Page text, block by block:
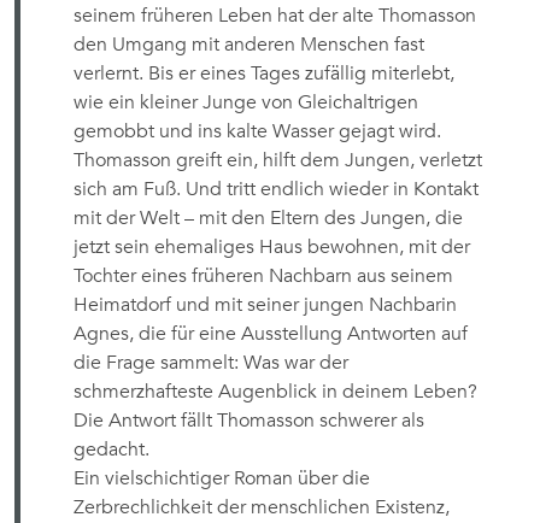
seinem früheren Leben hat der alte Thomasson
den Umgang mit anderen Menschen fast
verlernt. Bis er eines Tages zufällig miterlebt,
wie ein kleiner Junge von Gleichaltrigen
gemobbt und ins kalte Wasser gejagt wird.
Thomasson greift ein, hilft dem Jungen, verletzt
sich am Fuß. Und tritt endlich wieder in Kontakt
mit der Welt – mit den Eltern des Jungen, die
jetzt sein ehemaliges Haus bewohnen, mit der
Tochter eines früheren Nachbarn aus seinem
Heimatdorf und mit seiner jungen Nachbarin
Agnes, die für eine Ausstellung Antworten auf
die Frage sammelt: Was war der
schmerzhafteste Augenblick in deinem Leben?
Die Antwort fällt Thomasson schwerer als
gedacht.
Ein vielschichtiger Roman über die
Zerbrechlichkeit der menschlichen Existenz,